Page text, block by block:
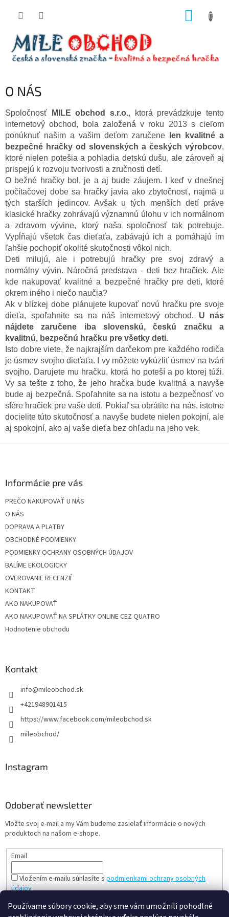
Používame súbory cookie, aby sme vám umožnili pohodlné
O NÁS
Spoločnosť MILE obchod s.r.o., ktorá prevádzkuje tento
internetový obchod, bola založená v roku 2013 s cieľom
ponúknuť našim a vašim deťom zaručene
len kvalitné a
bezpečné hračky od slovenských a českých výrobcov,
ktoré nielen potešia a pohladia detskú dušu, ale zároveň aj
prispejú k rozvoju tvorivosti a zručnosti detí.
O bežné hračky bol, je a aj bude záujem. I keď v dnešnej
počítačovej dobe sa hračky javia ako zbytočnosť, najmä u
tých starších jedincov. Avšak u tých menších detí práve
klasické hračky zohrávajú významnú úlohu v ich normálnom
a zdravom vývine, ktorý naša spoločnosť tak potrebuje.
Vypĺňajú všetok čas dieťaťa, zabávajú ich a pomáhajú im
ľahšie pochopiť okolité skutočnosti vôkol nich.
Deti milujú, ale i potrebujú hračky pre svoj zdravý a
normálny vývin. Náročná predstava - deti bez hračiek. Ale
kde nakupovať kvalitné a bezpečné hračky pre deti, ktoré
okrem iného i niečo naučia?
Ak v blízkej dobe plánujete kupovať novú hračku pre svoje
dieťa, spoľahnite sa na náš internetový obchod. U nás
nájdete zaručene iba slovenskú, českú značku a
kvalitnú, bezpečnú hračku pre všetky deti.
Isto dobre viete, že najkrajším darčekom pre každého rodiča
je úsmev svojho dieťaťa. I vy môžete vykúzliť úsmev na tvári
svojho. Darujete mu hračku, ktorá ho poteší a po ktorej túži.
Vy sa tešte z toho, že jeho hračka bude kvalitná a navyše
bude aj bezpečná. Spoľahnite sa na istotu a bezpečnosť vo
sfére hračiek pre vaše deti. Pokiaľ sa obrátite na nás, istotne
docielite túto skutočnosť a navyše budete nielen pokojní, ale
aj spokojní, ako aj vaše dieťa bez ohľadu na jeho vek.
Informácie pre vás
PREČO NAKUPOVAŤ U NÁS
O NÁS
DOPRAVA A PLATBY
OBCHODNÉ PODMIENKY
PODMIENKY OCHRANY OSOBNÝCH ÚDAJOV
BALÍME EKOLOGICKY
OVEROVANIE RECENZIÍ
KONTAKT
AKO NAKUPOVAŤ
AKO NAKUPOVAŤ NA SPLÁTKY ONLINE CEZ QUATRO
Hodnotenie obchodu
Kontakt
info@mileobchod.sk
+421948901415
https://www.facebook.com/mileobchod.sk
mileobchod/
Instagram
Odoberať newsletter
Vložte svoj e-mail a my Vám budeme zasielať informácie o nových
produktoch na našom e-shope.
Email
Vložením e-mailu súhlasíte s podmienkami ochrany osobných
údajov
PRIHLÁSIŤ SA